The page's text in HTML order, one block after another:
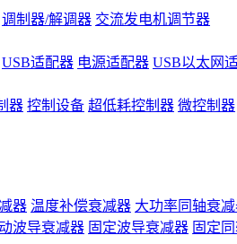
调制器/解调器 交流发电机调节器
USB适配器 电源适配器 USB以太网
器 控制设备 超低耗控制器 微控制器
器 温度补偿衰减器 大功率同轴衰
波导衰减器 固定波导衰减器 固定